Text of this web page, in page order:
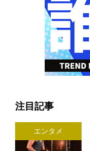
注目記事
エンタメ